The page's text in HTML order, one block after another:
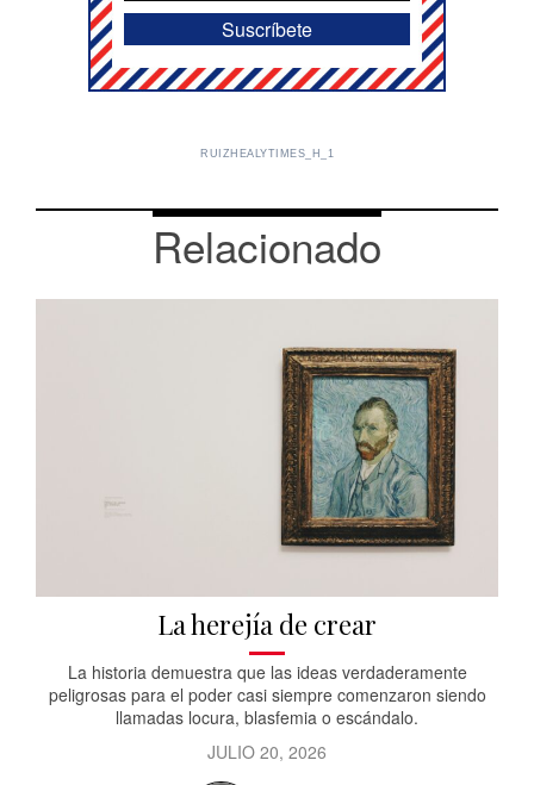
RUIZHEALYTIMES_H_1
Relacionado
La herejía de crear
La historia demuestra que las ideas verdaderamente
peligrosas para el poder casi siempre comenzaron siendo
llamadas locura, blasfemia o escándalo.
JULIO 20, 2026